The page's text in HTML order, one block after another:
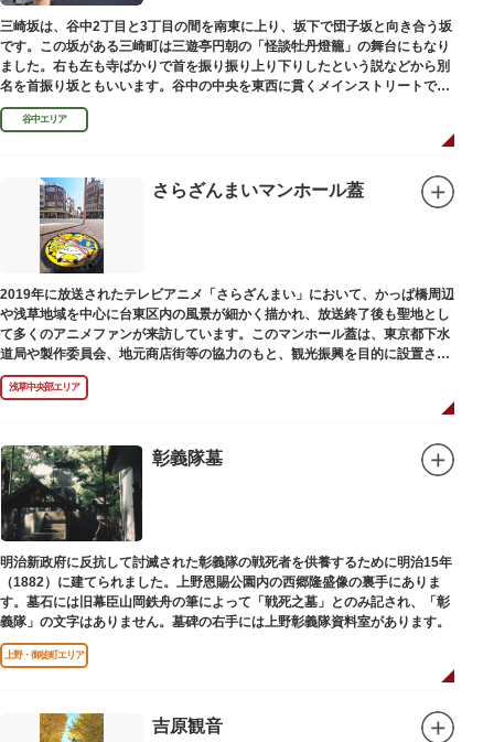
三崎坂は、谷中2丁目と3丁目の間を南東に上り、坂下で団子坂と向き合う坂
です。この坂がある三崎町は三遊亭円朝の「怪談牡丹燈籠」の舞台にもなり
ました。右も左も寺ばかりで首を振り振り上り下りしたという説などから別
名を首振り坂ともいいます。谷中の中央を東西に貫くメインストリートで
す。
谷中エリア
さらざんまいマンホール蓋
2019年に放送されたテレビアニメ「さらざんまい」において、かっぱ橋周辺
や浅草地域を中心に台東区内の風景が細かく描かれ、放送終了後も聖地とし
て多くのアニメファンが来訪しています。このマンホール蓋は、東京都下水
道局や製作委員会、地元商店街等の協力のもと、観光振興を目的に設置され
ました。
描かれているのは、主人公である矢逆一稀、久慈悠、陣内燕太の3人が、か
っぱ橋に封印されていた謎のカッパ型生命体“ケッピ”によって河童の姿に変
設置年月日：令和3年4月13日
浅草中央部エリア
彰義隊墓
明治新政府に反抗して討滅された彰義隊の戦死者を供養するために明治15年
（1882）に建てられました。上野恩賜公園内の西郷隆盛像の裏手にありま
す。墓石には旧幕臣山岡鉄舟の筆によって「戦死之墓」とのみ記され、「彰
義隊」の文字はありません。墓碑の右手には上野彰義隊資料室があります。
上野・御徒町エリア
吉原観音